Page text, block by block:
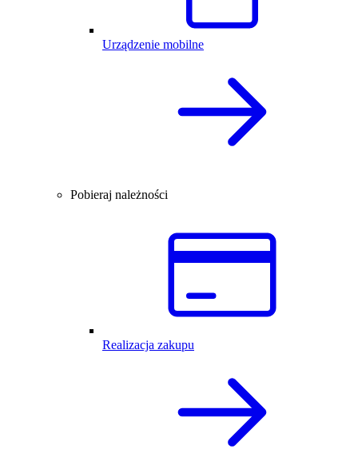
Urządzenie mobilne
Pobieraj należności
Realizacja zakupu